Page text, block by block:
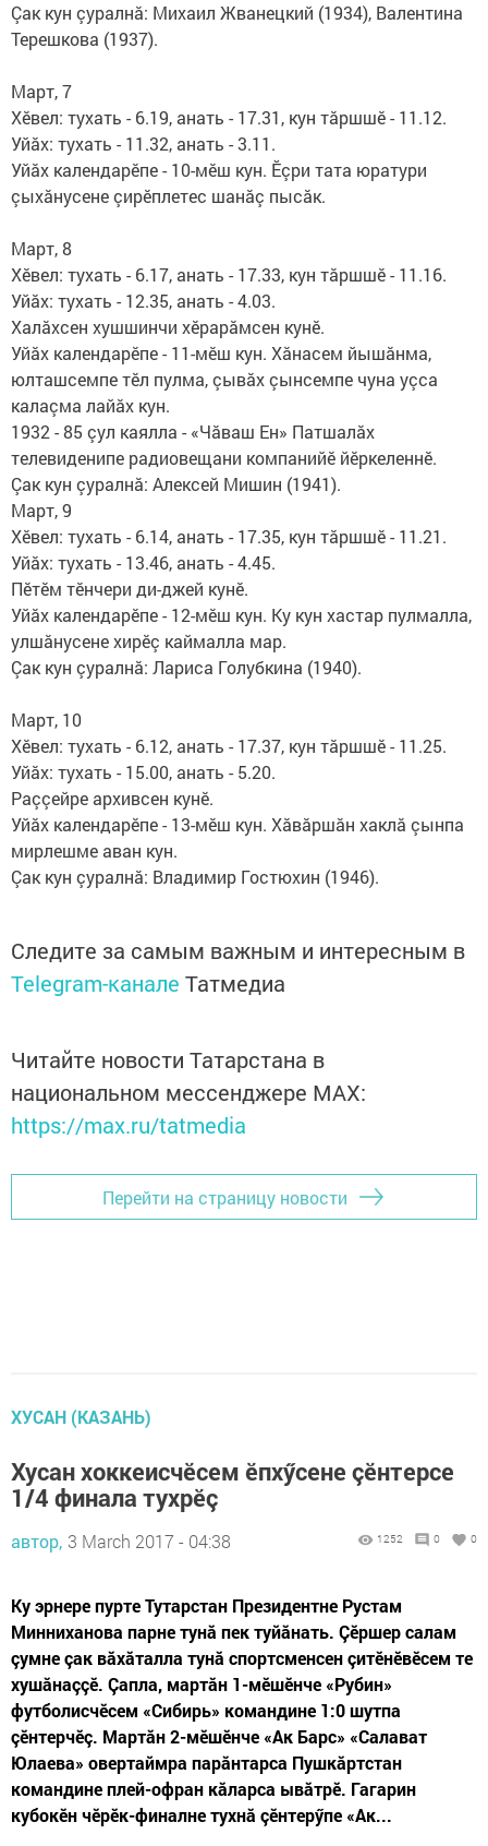
Çак кун çуралнă: Михаил Жванецкий (1934), Валентина
Терешкова (1937).
Март, 7
Хӗвел: тухать - 6.19, анать - 17.31, кун тăршшӗ - 11.12.
Уйăх: тухать - 11.32, анать - 3.11.
Уйăх календарӗпе - 10-мӗш кун. Ӗçри тата юратури
çыхăнусене çирӗплетес шанăç пысăк.
Март, 8
Хӗвел: тухать - 6.17, анать - 17.33, кун тăршшӗ - 11.16.
Уйăх: тухать - 12.35, анать - 4.03.
Халăхсен хушшинчи хӗрарăмсен кунӗ.
Уйăх календарӗпе - 11-мӗш кун. Хăнасем йышăнма,
юлташсемпе тӗл пулма, çывăх çынсемпе чуна уçса
калаçма лайăх кун.
1932 - 85 çул каялла - «Чăваш Ен» Патшалăх
телевиденипе радиовещани компанийӗ йӗр­келеннӗ.
Çак кун çуралнă: Алексей Мишин (1941).
Март, 9
Хӗвел: тухать - 6.14, анать - 17.35, кун тăршшӗ - 11.21.
Уйăх: тухать - 13.46, анать - 4.45.
Пӗтӗм тӗнчери ди-джей кунӗ.
Уйăх календарӗпе - 12-мӗш кун. Ку кун хастар пулмалла,
ул­шăнусене хирӗç каймалла мар.
Çак кун çуралнă: Лариса Голубкина (1940).
Март, 10
Хӗвел: тухать - 6.12, анать - 17.37, кун тăршшӗ - 11.25.
Уйăх: тухать - 15.00, анать - 5.20.
Раççейре архивсен кунӗ.
Уйăх календарӗпе - 13-мӗш кун. Хăвăршăн хаклă çынпа
мирлешме аван кун.
Çак кун çуралнă: Владимир Гостюхин (1946).
Следите за самым важным и интересным в
Telegram-канале Татмедиа
Читайте новости Татарстана в
национальном мессенджере MАХ:
https://max.ru/tatmedia
Перейти на страницу новости
ХУСАН (КАЗАНЬ)
Хусан хоккеисчӗсем ӗпхӳсене çӗнтерсе
1/4 финала тухрӗç
автор, 3 March 2017 - 04:38 1252 0 0
Ку эрнере пурте Тутарстан Президентне Рустам
Минниханова парне тунă пек туйăнать. Çӗршер салам
çумне çак вăхăталла тунă спортсменсен çитӗнӗвӗсем те
хушăнаççӗ. Çапла, мартăн 1-мӗшӗнче «Рубин»
футболисчӗсем «Сибирь» командине 1:0 шутпа
çӗнтерчӗç. Мартăн 2-мӗшӗнче «Ак Барс» «Салават
Юлаева» овертаймра парăнтарса Пушкăртстан
командине плей-офран кăларса ывăтрӗ. Гагарин
кубокӗн чӗрӗк-финалне тухнă çӗнтерӳпе «Ак...